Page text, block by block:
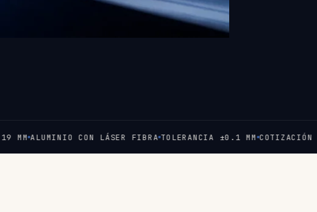
ALUMINIO CON LÁSER FIBRA TOLERANCIA ±0.1 MM COTIZACIÓN EN 60